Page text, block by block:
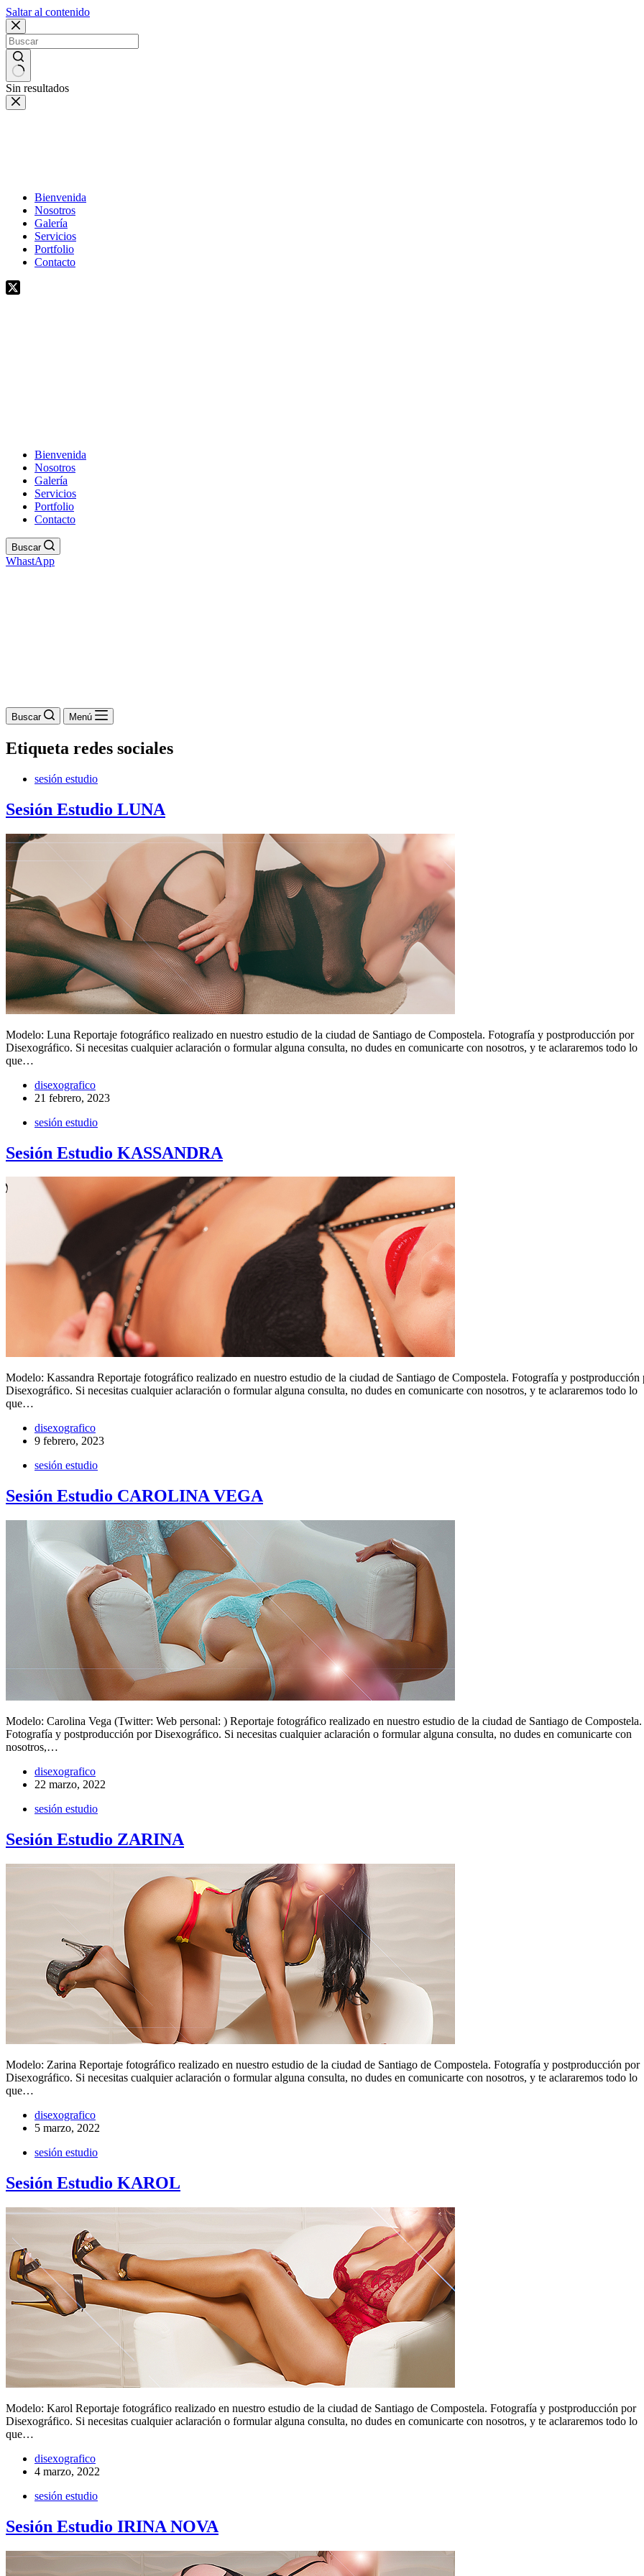
Saltar al contenido
Sin resultados
Bienvenida
Nosotros
Galería
Servicios
Portfolio
Contacto
Bienvenida
Nosotros
Galería
Servicios
Portfolio
Contacto
Buscar
WhastApp
Buscar Menú
Etiqueta redes sociales
sesión estudio
Sesión Estudio LUNA
Modelo: Luna Reportaje fotográfico realizado en nuestro estudio de la ciudad de Santiago de Compostela. Fotografía y postproducción por
Disexográfico. Si necesitas cualquier aclaración o formular alguna consulta, no dudes en comunicarte con nosotros, y te aclararemos todo lo
que…
disexografico
21 febrero, 2023
sesión estudio
Sesión Estudio KASSANDRA
Modelo: Kassandra Reportaje fotográfico realizado en nuestro estudio de la ciudad de Santiago de Compostela. Fotografía y postproducción
Disexográfico. Si necesitas cualquier aclaración o formular alguna consulta, no dudes en comunicarte con nosotros, y te aclararemos todo lo
que…
disexografico
9 febrero, 2023
sesión estudio
Sesión Estudio CAROLINA VEGA
Modelo: Carolina Vega (Twitter: Web personal: ) Reportaje fotográfico realizado en nuestro estudio de la ciudad de Santiago de Compostela.
Fotografía y postproducción por Disexográfico. Si necesitas cualquier aclaración o formular alguna consulta, no dudes en comunicarte con
nosotros,…
disexografico
22 marzo, 2022
sesión estudio
Sesión Estudio ZARINA
Modelo: Zarina Reportaje fotográfico realizado en nuestro estudio de la ciudad de Santiago de Compostela. Fotografía y postproducción por
Disexográfico. Si necesitas cualquier aclaración o formular alguna consulta, no dudes en comunicarte con nosotros, y te aclararemos todo lo
que…
disexografico
5 marzo, 2022
sesión estudio
Sesión Estudio KAROL
Modelo: Karol Reportaje fotográfico realizado en nuestro estudio de la ciudad de Santiago de Compostela. Fotografía y postproducción por
Disexográfico. Si necesitas cualquier aclaración o formular alguna consulta, no dudes en comunicarte con nosotros, y te aclararemos todo lo
que…
disexografico
4 marzo, 2022
sesión estudio
Sesión Estudio IRINA NOVA